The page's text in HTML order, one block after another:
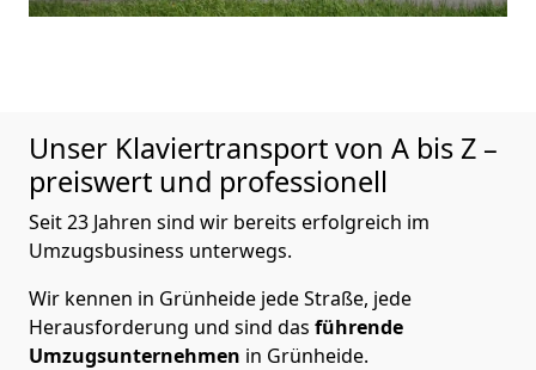
Unser Klaviertransport von A bis Z –
preiswert und professionell
Seit 23 Jahren sind wir bereits erfolgreich im
Umzugsbusiness unterwegs.
Wir kennen in Grünheide jede Straße, jede
Herausforderung und sind das führende
Umzugsunternehmen in Grünheide.